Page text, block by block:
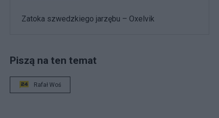
Zatoka szwedzkiego jarzębu – Oxelvik
Piszą na ten temat
Rafał Woś